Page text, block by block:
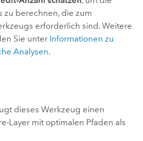
zu berechnen, die zum
erforderlich sind. Weitere
Sie unter Informationen zu
Analysen.
dieses Werkzeug einen
Layer mit optimalen Pfaden als